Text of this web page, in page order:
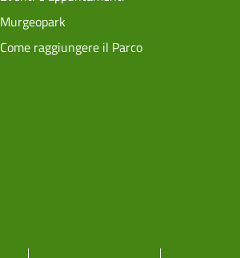
Murgeopark
Come raggiungere il Parco